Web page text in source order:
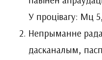
У процівагу: Мц
Непрыманне
дасканалым,